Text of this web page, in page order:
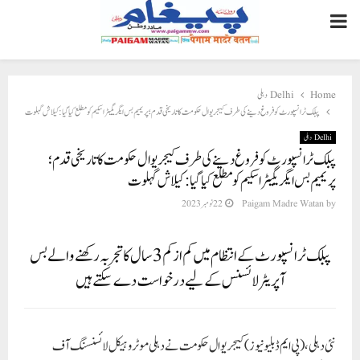
PRIMARY
MENU
Home
Delhi دہلی
پبلک ٹرانسپورٹ کو فروغ دینے کی طرف کیجریوال حکومت کا تاریخی قدم؛ پریمیم بس ایگریگیٹر اسکیم کو مطلع کیا گیا: کیلاش گہلوت
Delhi دہلی
پبلک ٹرانسپورٹ کو فروغ دینے کی طرف کیجریوال حکومت کا تاریخی قدم؛
پریمیم بس ایگریگیٹر اسکیم کو مطلع کیا گیا: کیلاش گہلوت
by
Paigam Madre Watan 22 نومبر 2023
پبلک ٹرانسپورٹ کے انتظام میں کم از کم 3 سال کا تجربہ رکھنے والے بس
آپریٹر لائسنس کے لیے درخواست دے سکتے ہیں
نئی دہلی،(پی ایم ڈبلیو نیوز )کیجریوال حکومت نے دہلی موٹر وہیکل لائسنسنگ آف